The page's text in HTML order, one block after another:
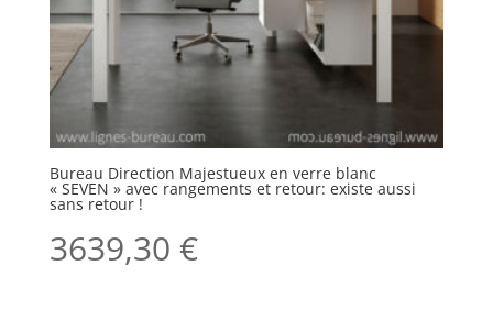
Bureau Direction Majestueux en verre blanc
« SEVEN » avec rangements et retour: existe aussi
sans retour !
3639,30 €